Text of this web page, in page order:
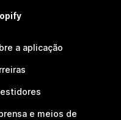
a aplicação
e meios de